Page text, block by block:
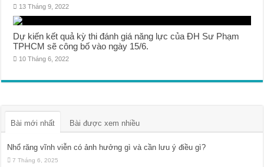
13 Tháng 9, 2022
Dự kiến kết quả kỳ thi đánh giá năng lực của ĐH Sư Phạm
TPHCM sẽ công bố vào ngày 15/6.
10 Tháng 6, 2022
Bài mới nhất Bài được xem nhiều
Nhổ răng vĩnh viễn có ảnh hưởng gì và cần lưu ý điều gì?
7 Tháng 6, 2025